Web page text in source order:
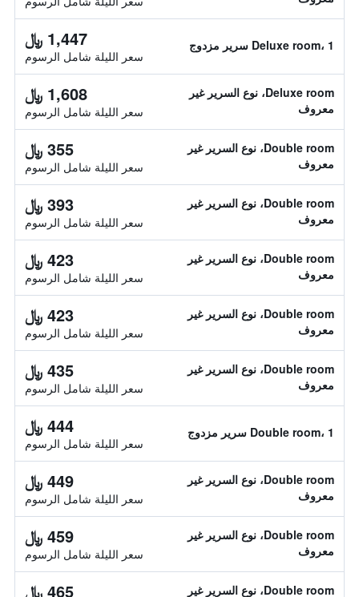
Deluxe room، 1 سرير مزدوج 1,447 ﷼
سعر الليلة شامل الرسوم
Deluxe room، نوع السرير غير
معروف
1,608 ﷼
سعر الليلة شامل الرسوم
Double room، نوع السرير غير
معروف
355 ﷼
سعر الليلة شامل الرسوم
Double room، نوع السرير غير
معروف
393 ﷼
سعر الليلة شامل الرسوم
Double room، نوع السرير غير
معروف
423 ﷼
سعر الليلة شامل الرسوم
Double room، نوع السرير غير
معروف
423 ﷼
سعر الليلة شامل الرسوم
Double room، نوع السرير غير
معروف
435 ﷼
سعر الليلة شامل الرسوم
Double room، 1 سرير مزدوج 444 ﷼
سعر الليلة شامل الرسوم
Double room، نوع السرير غير
معروف
449 ﷼
سعر الليلة شامل الرسوم
Double room، نوع السرير غير
معروف
459 ﷼
سعر الليلة شامل الرسوم
Double room، نوع السرير غير
465 ﷼